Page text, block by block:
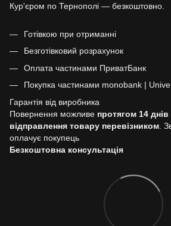
Кур'єром по Тернополі — безкоштовно.
Готівкою при отриманні
Безготівковий розрахунок
Оплата частинами ПриватБанк
Покупка частинами monobank |
Гарантія від виробника
Повернення можливе протягом 14
відправлення товару перевізником .
оплачує покупець
Безкоштовна консультація